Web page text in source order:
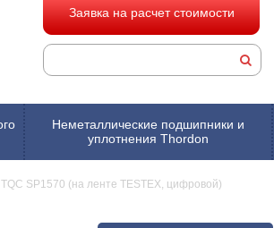
Заявка на расчет стоимости
Неметаллические подшипники и
уплотнения Thordon
SP1570 (на ленте TESTEX, цифровой)